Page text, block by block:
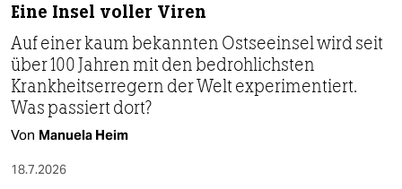
Eine Insel voller Viren
Auf einer kaum bekannten Ostseeinsel wird seit
über 100 Jahren mit den bedrohlichsten
Krankheitserregern der Welt experimentiert.
Was passiert dort?
Von Manuela Heim
18.7.2026